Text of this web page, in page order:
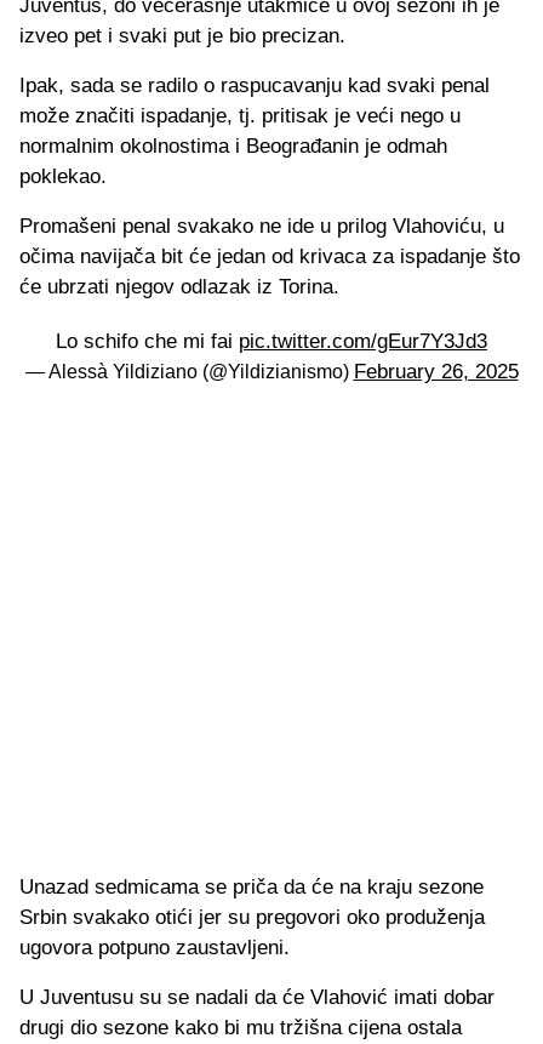
Juventus, do večerašnje utakmice u ovoj sezoni ih je
izveo pet i svaki put je bio precizan.
Ipak, sada se radilo o raspucavanju kad svaki penal
može značiti ispadanje, tj. pritisak je veći nego u
normalnim okolnostima i Beograđanin je odmah
poklekao.
Promašeni penal svakako ne ide u prilog Vlahoviću, u
očima navijača bit će jedan od krivaca za ispadanje što
će ubrzati njegov odlazak iz Torina.
Lo schifo che mi fai pic.twitter.com/gEur7Y3Jd3
— Alessà Yildiziano (@Yildizianismo) February 26, 2025
Unazad sedmicama se priča da će na kraju sezone
Srbin svakako otići jer su pregovori oko produženja
ugovora potpuno zaustavljeni.
U Juventusu su se nadali da će Vlahović imati dobar
drugi dio sezone kako bi mu tržišna cijena ostala